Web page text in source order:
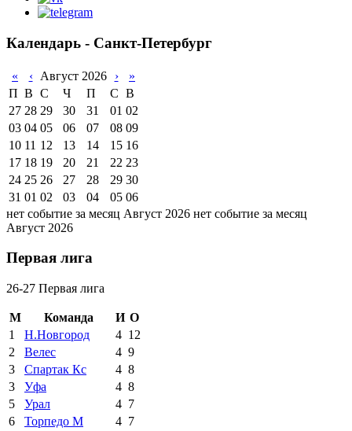
Календарь - Санкт-Петербург
« ‹ Август 2026 ›
»
П В С Ч П С В
27 28 29 30 31 01 02
03 04 05 06 07 08 09
10 11 12 13 14 15 16
17 18 19 20 21 22 23
24 25 26 27 28 29 30
31 01 02 03 04 05 06
нет событие за месяц Август 2026 нет событие за месяц
Август 2026
Первая лига
26-27 Первая лига
М Команда И О
1
Н.Новгород 4 12
2
Велес 4 9
3
Спартак Кс 4 8
3
Уфа 4 8
5
Урал 4 7
6
Торпедо М 4 7